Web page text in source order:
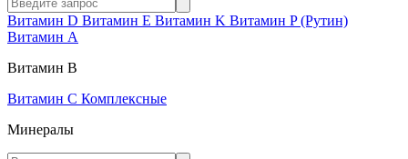
Витамин D Витамин E Витамин K Витамин P (Рутин)
Витамин А
Витамин В
Витамин C Комплексные
Минералы